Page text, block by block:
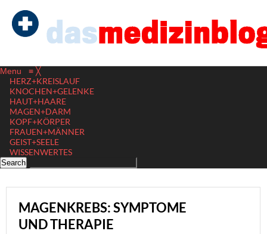
Menu ≡ ╳
HERZ+KREISLAUF
KNOCHEN+GELENKE
HAUT+HAARE
MAGEN+DARM
KOPF+KÖRPER
FRAUEN+MÄNNER
GEIST+SEELE
WISSENWERTES
MAGENKREBS: SYMPTOME
UND THERAPIE